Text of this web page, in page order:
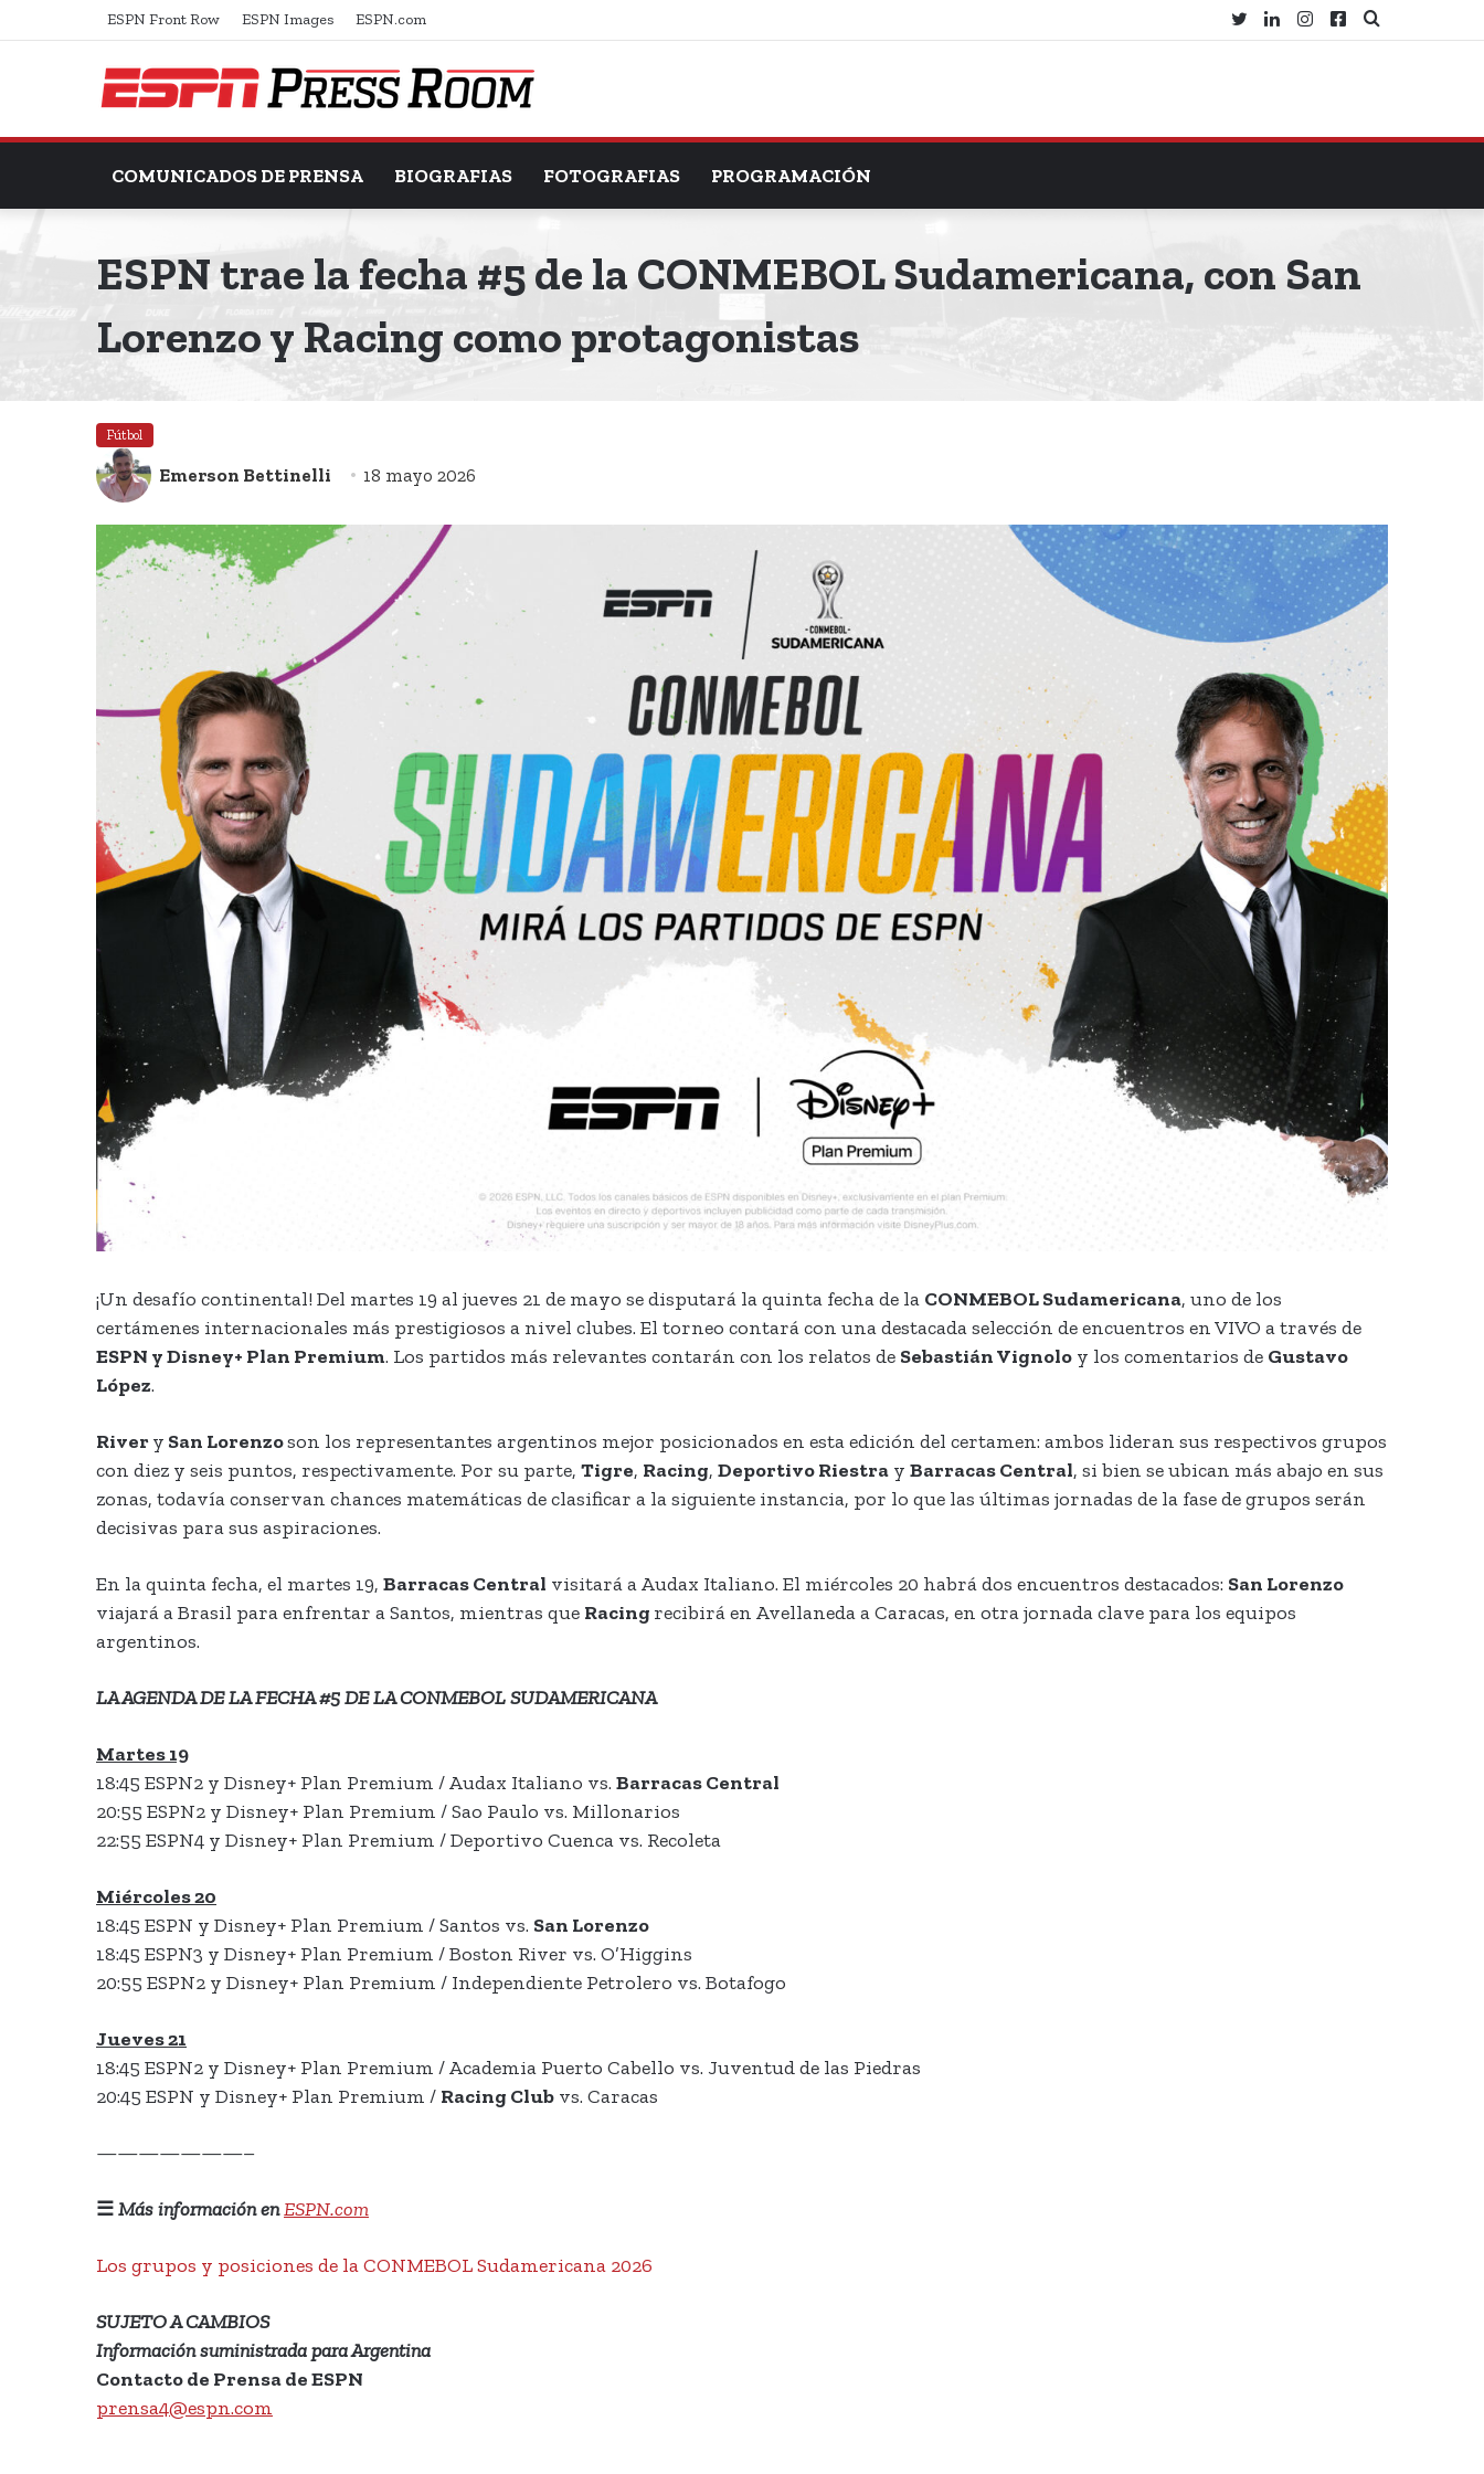
ESPN Front Row ESPN Images ESPN.com
Buscar
Facebook
Instagram
LinkedIn
Twitter
COMUNICADOS DE PRENSA BIOGRAFIAS FOTOGRAFIAS PROGRAMACIÓN
ESPN trae la fecha #5 de la CONMEBOL Sudamericana, con San
Lorenzo y Racing como protagonistas
Fútbol
Emerson Bettinelli 18 mayo 2026
¡Un desafío continental! Del martes 19 al jueves 21 de mayo se disputará la quinta fecha de la CONMEBOL Sudamericana, uno de los
certámenes internacionales más prestigiosos a nivel clubes. El torneo contará con una destacada selección de encuentros en VIVO a través de
ESPN y Disney+ Plan Premium. Los partidos más relevantes contarán con los relatos de Sebastián Vignolo y los comentarios de Gustavo
López.
Rivery San Lorenzoson los representantes argentinos mejor posicionados en esta edición del certamen: ambos lideran sus respectivos grupos
con diez y seis puntos, respectivamente. Por su parte, Tigre, Racing, Deportivo Riestra y Barracas Central, si bien se ubican más abajo en sus
zonas, todavía conservan chances matemáticas de clasificar a la siguiente instancia, por lo que las últimas jornadas de la fase de grupos serán
decisivas para sus aspiraciones.
En la quinta fecha, el martes 19, Barracas Central visitará a Audax Italiano. El miércoles 20 habrá dos encuentros destacados: San Lorenzo
viajará a Brasil para enfrentar a Santos, mientras que Racing recibirá en Avellaneda a Caracas, en otra jornada clave para los equipos
argentinos.
LA AGENDA DE LA FECHA #5 DE LA CONMEBOL SUDAMERICANA
Martes 19
18:45 ESPN2 y Disney+ Plan Premium / Audax Italiano vs. Barracas Central
20:55 ESPN2 y Disney+ Plan Premium / Sao Paulo vs. Millonarios
22:55 ESPN4 y Disney+ Plan Premium / Deportivo Cuenca vs. Recoleta
Miércoles 20
18:45 ESPN y Disney+ Plan Premium / Santos vs. San Lorenzo
18:45 ESPN3 y Disney+ Plan Premium / Boston River vs. O’Higgins
20:55 ESPN2 y Disney+ Plan Premium / Independiente Petrolero vs. Botafogo
Jueves 21
18:45 ESPN2 y Disney+ Plan Premium / Academia Puerto Cabello vs. Juventud de las Piedras
20:45 ESPN y Disney+ Plan Premium / Racing Club vs. Caracas
———————–
☰Más información enESPN.com
Los grupos y posiciones de la CONMEBOL Sudamericana 2026
SUJETO A CAMBIOS
Información suministrada para Argentina
Contacto de Prensa de ESPN
prensa4@espn.com